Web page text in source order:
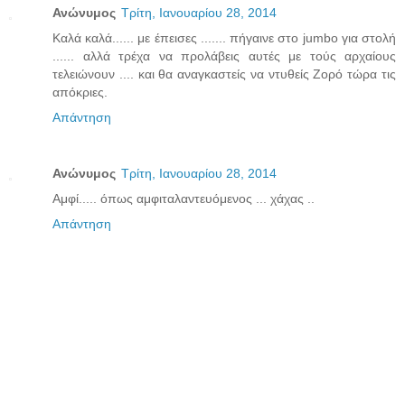
Ανώνυμος Τρίτη, Ιανουαρίου 28, 2014
Καλά καλά...... με έπεισες ....... πήγαινε στο jumbo για στολή
...... αλλά τρέχα να προλάβεις αυτές με τούς αρχαίους
τελειώνουν .... και θα αναγκαστείς να ντυθείς Ζορό τώρα τις
απόκριες.
Απάντηση
Ανώνυμος Τρίτη, Ιανουαρίου 28, 2014
Αμφί..... όπως αμφιταλαντευόμενος ... χάχας ..
Απάντηση